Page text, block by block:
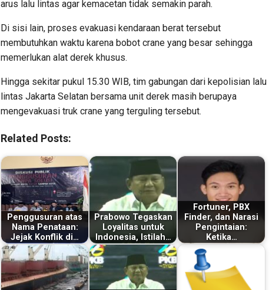
arus lalu lintas agar kemacetan tidak semakin parah.
Di sisi lain, proses evakuasi kendaraan berat tersebut
membutuhkan waktu karena bobot crane yang besar sehingga
memerlukan alat derek khusus.
Hingga sekitar pukul 15.30 WIB, tim gabungan dari kepolisian lalu
lintas Jakarta Selatan bersama unit derek masih berupaya
mengevakuasi truk crane yang terguling tersebut.
Related Posts:
Penggusuran atas
Nama Penataan:
Jejak Konflik di…
Prabowo Tegaskan
Loyalitas untuk
Indonesia, Istilah…
Fortuner, PBX
Finder, dan Narasi
Pengintaian:
Ketika…